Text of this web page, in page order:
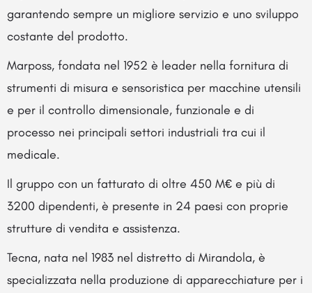
garantendo sempre un migliore servizio e uno sviluppo
costante del prodotto.
Marposs, fondata nel 1952 è leader nella fornitura di
strumenti di misura e sensoristica per macchine utensili
e per il controllo dimensionale, funzionale e di
processo nei principali settori industriali tra cui il
medicale.
Il gruppo con un fatturato di oltre 450 M€ e più di
3200 dipendenti, è presente in 24 paesi con proprie
strutture di vendita e assistenza.
Tecna, nata nel 1983 nel distretto di Mirandola, è
specializzata nella produzione di apparecchiature per i